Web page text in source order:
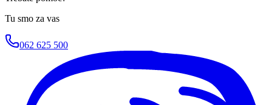
Tu smo za vas
062 625 500